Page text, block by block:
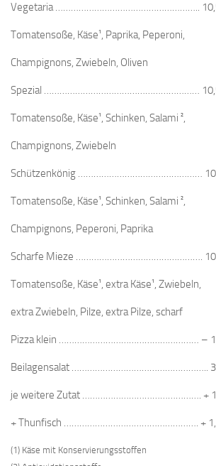
Vegetaria ………………………………………………..
Tomatensoße, Käse¹, Paprika, Peperoni,
Champignons, Zwiebeln, Oliven
Spezial ……………………………………………………
Tomatensoße, Käse¹, Schinken, Salami ²,
Champignons, Zwiebeln
Schützenkönig …………………………………………
Tomatensoße, Käse¹, Schinken, Salami ²,
Champignons, Peperoni, Paprika
Scharfe Mieze ………………………………………….
Tomatensoße, Käse¹, extra Käse¹, Zwiebeln,
extra Zwiebeln, Pilze, extra Pilze, scharf
Pizza klein ……………………………………………… –
Beilagensalat ……………………………………………..
je weitere Zutat ………………………………………. +
+ Thunfisch ……………………………………………. +
(1) Käse mit Konservierungsstoffen